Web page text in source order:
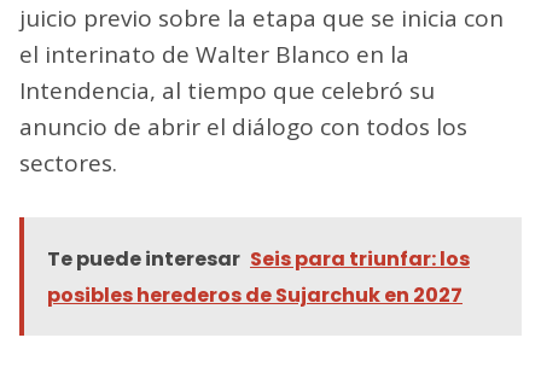
juicio previo sobre la etapa que se inicia con
el interinato de Walter Blanco en la
Intendencia, al tiempo que celebró su
anuncio de abrir el diálogo con todos los
sectores.
Te puede interesar Seis para triunfar: los
posibles herederos de Sujarchuk en 2027